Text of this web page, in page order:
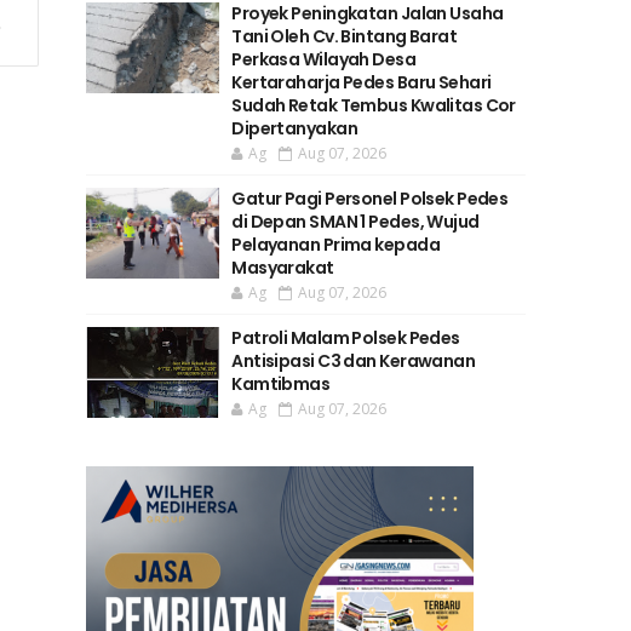
Proyek Peningkatan Jalan Usaha
Tani Oleh Cv. Bintang Barat
Perkasa Wilayah Desa
Kertaraharja Pedes Baru Sehari
Sudah Retak Tembus Kwalitas Cor
Dipertanyakan
Ag Aug 07, 2026
Gatur Pagi Personel Polsek Pedes
di Depan SMAN 1 Pedes, Wujud
Pelayanan Prima kepada
Masyarakat
Ag Aug 07, 2026
Patroli Malam Polsek Pedes
Antisipasi C3 dan Kerawanan
Kamtibmas
Ag Aug 07, 2026